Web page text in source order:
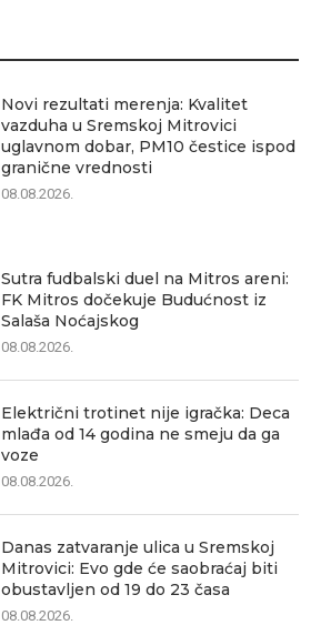
Novi rezultati merenja: Kvalitet
vazduha u Sremskoj Mitrovici
uglavnom dobar, PM10 čestice ispod
granične vrednosti
08.08.2026.
Sutra fudbalski duel na Mitros areni:
FK Mitros dočekuje Budućnost iz
Salaša Noćajskog
08.08.2026.
Električni trotinet nije igračka: Deca
mlađa od 14 godina ne smeju da ga
voze
08.08.2026.
Danas zatvaranje ulica u Sremskoj
Mitrovici: Evo gde će saobraćaj biti
obustavljen od 19 do 23 časa
08.08.2026.